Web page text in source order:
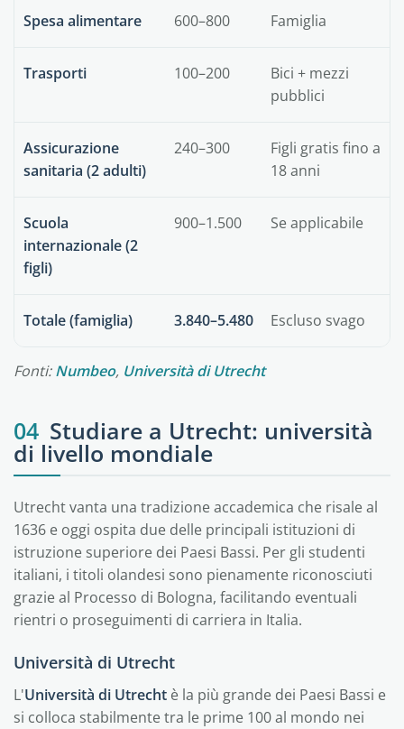
Spesa alimentare 600–800 Famiglia
Trasporti 100–200
Bici + mezzi
pubblici
Assicurazione
sanitaria (2 adulti)
240–300
Figli gratis fino a
18 anni
Scuola
internazionale (2
figli)
900–1.500 Se applicabile
Totale (famiglia) 3.840–5.480 Escluso svago
Fonti:Numbeo, Università di Utrecht
04 Studiare a Utrecht: università
di livello mondiale
Utrecht vanta una tradizione accademica che risale al
1636 e oggi ospita due delle principali istituzioni di
istruzione superiore dei Paesi Bassi. Per gli studenti
italiani, i titoli olandesi sono pienamente riconosciuti
grazie al Processo di Bologna, facilitando eventuali
rientri o proseguimenti di carriera in Italia.
Università di Utrecht
L'Università di Utrecht è la più grande dei Paesi Bassi e
si colloca stabilmente tra le prime 100 al mondo nei